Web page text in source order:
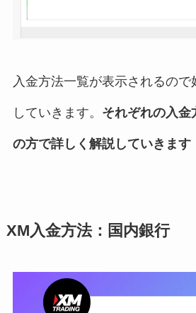
入金方法一覧が表示されるので
していきます。 それぞれの入金
の方で詳しく解説していきます
XM入金方法：国内銀行